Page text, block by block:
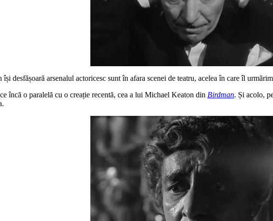
desfășoară arsenalul actoricesc sunt în afara scenei de teatru, acelea în care îl
încă o paralelă cu o creație recentă, cea a lui Michael Keaton din Birdman. Și acolo,